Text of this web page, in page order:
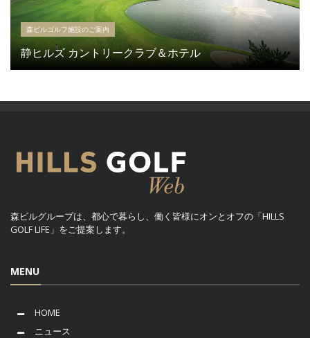
森ビルゴルフ施設のご案内
静ヒルズ カントリークラブ＆ホテル
森ビルグループは、都心で暮らし、働く皆様にオンとオフの「HILLS
GOLF LIFE」をご提案します。
MENU
HOME
ニュース